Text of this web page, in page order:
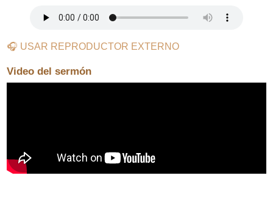
🎧 USAR REPRODUCTOR EXTERNO
Video del sermón